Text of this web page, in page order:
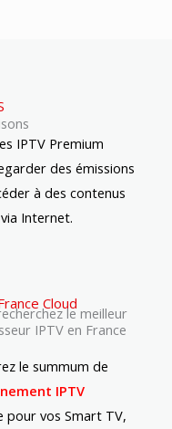
IPTV Premium
des émissions
à des contenus
Internet.
Cloud
le meilleur
IPTV en France
le summum de
IPTV
pour vos Smart TV,